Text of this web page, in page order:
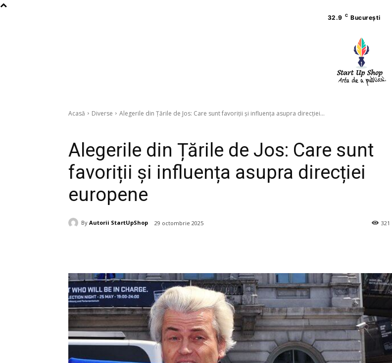
32.9 C București
Acasă Diverse Alegerile din Țările de Jos: Care sunt favoriții și influența asupra direcției...
Alegerile din Țările de Jos: Care sunt
favoriții și influența asupra direcției
europene
By Autorii StartUpShop 29 octombrie 2025 321